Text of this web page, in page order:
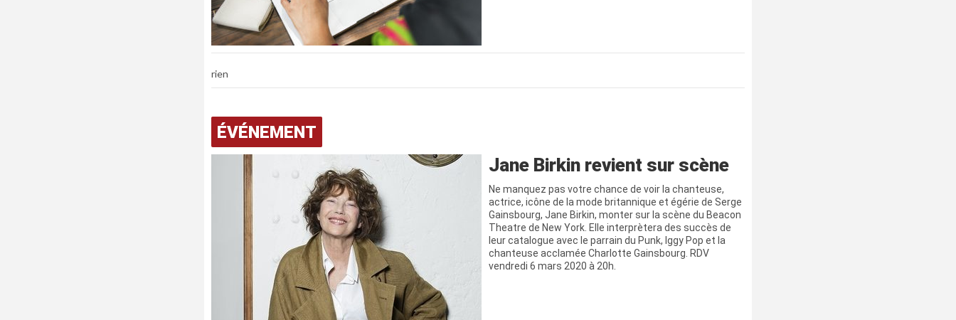
rien
ÉVÉNEMENT
Jane Birkin revient sur scène
Ne manquez pas votre chance de voir la chanteuse,
actrice, icône de la mode britannique et égérie de Serge
Gainsbourg, Jane Birkin, monter sur la scène du Beacon
Theatre de New York. Elle interprètera des succès de
leur catalogue avec le parrain du Punk, Iggy Pop et la
chanteuse acclamée Charlotte Gainsbourg. RDV
vendredi 6 mars 2020 à 20h.